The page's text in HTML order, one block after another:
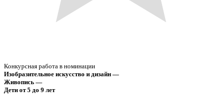
Конкурсная работа в номинации
Изобразительное искусство и дизайн —
Живопись —
Дети от 5 до 9 лет